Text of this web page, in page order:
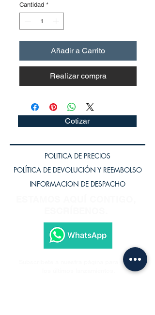
Cantidad *
Añadir a Carrito
Realizar compra
Cotizar
POLITICA DE PRECIOS
POLÍTICA DE DEVOLUCIÓN Y REEMBOLSO
INFORMACION DE DESPACHO
Subscríbete a nuestra página para recibir